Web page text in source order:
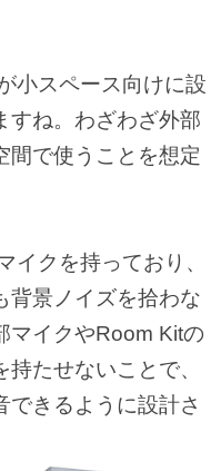
小スペース向けに設
すね。わざわざ外部
間で使うことを想定
イクを持っており、
背景ノイズを拾わな
マイクやRoom Kitの
たせないことで、
できるように設計さ